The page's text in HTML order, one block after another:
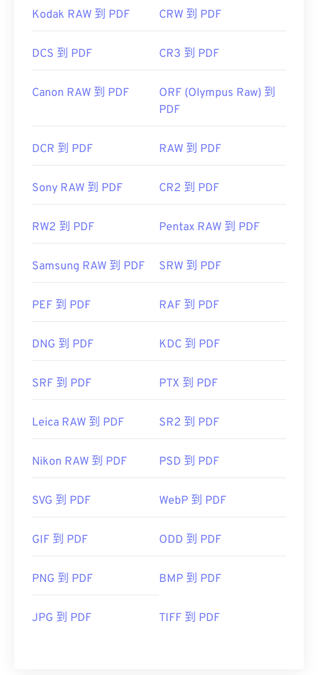
Kodak RAW 到 PDF CRW 到 PDF
DCS 到 PDF CR3 到 PDF
Canon RAW 到 PDF
ORF (Olympus Raw) 到
PDF
DCR 到 PDF RAW 到 PDF
Sony RAW 到 PDF CR2 到 PDF
RW2 到 PDF Pentax RAW 到 PDF
Samsung RAW 到 PDF SRW 到 PDF
PEF 到 PDF RAF 到 PDF
DNG 到 PDF KDC 到 PDF
SRF 到 PDF PTX 到 PDF
Leica RAW 到 PDF SR2 到 PDF
Nikon RAW 到 PDF PSD 到 PDF
SVG 到 PDF WebP 到 PDF
GIF 到 PDF ODD 到 PDF
PNG 到 PDF BMP 到 PDF
JPG 到 PDF TIFF 到 PDF